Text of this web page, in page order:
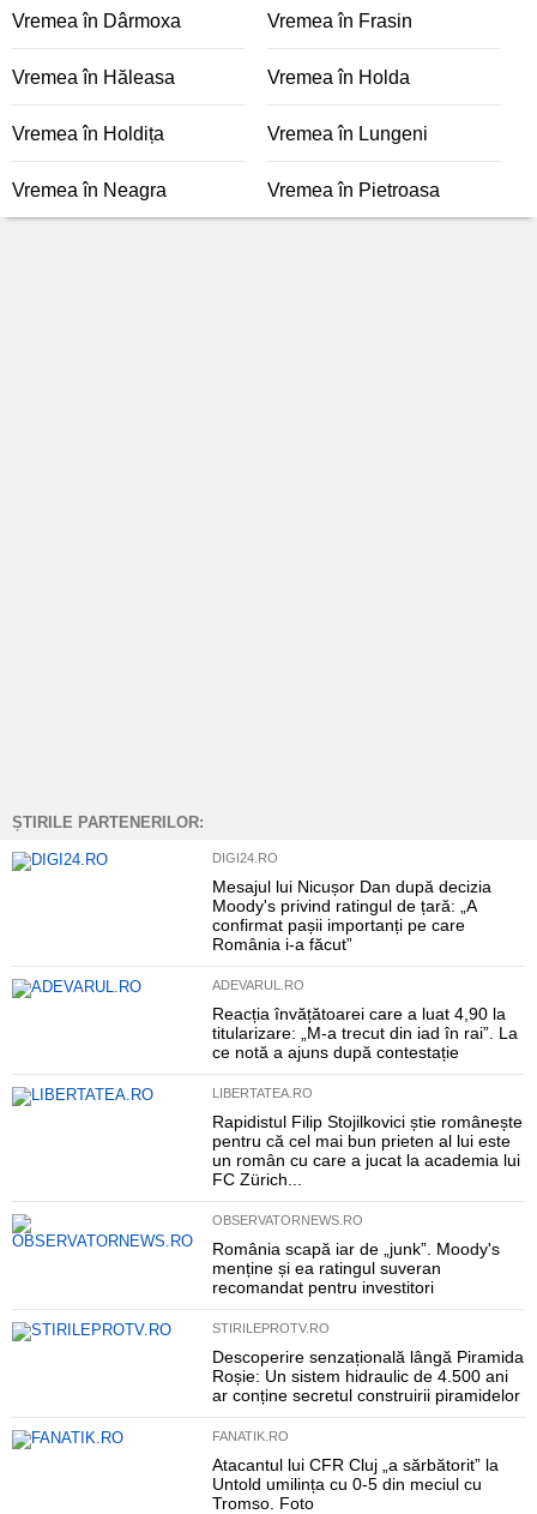
Vremea în Dârmoxa Vremea în Frasin
Vremea în Hăleasa Vremea în Holda
Vremea în Holdița Vremea în Lungeni
Vremea în Neagra Vremea în Pietroasa
ȘTIRILE PARTENERILOR:
DIGI24.RO
Mesajul lui Nicușor Dan după decizia
Moody's privind ratingul de țară: „A
confirmat pașii importanți pe care
România i-a făcut”
ADEVARUL.RO
Reacția învățătoarei care a luat 4,90 la
titularizare: „M-a trecut din iad în rai”. La
ce notă a ajuns după contestație
LIBERTATEA.RO
Rapidistul Filip Stojilkovici știe românește
pentru că cel mai bun prieten al lui este
un român cu care a jucat la academia lui
FC Zürich...
OBSERVATORNEWS.RO
România scapă iar de „junk”. Moody's
menține și ea ratingul suveran
recomandat pentru investitori
STIRILEPROTV.RO
Descoperire senzațională lângă Piramida
Roșie: Un sistem hidraulic de 4.500 ani
ar conține secretul construirii piramidelor
FANATIK.RO
Atacantul lui CFR Cluj „a sărbătorit” la
Untold umilința cu 0-5 din meciul cu
Tromso. Foto